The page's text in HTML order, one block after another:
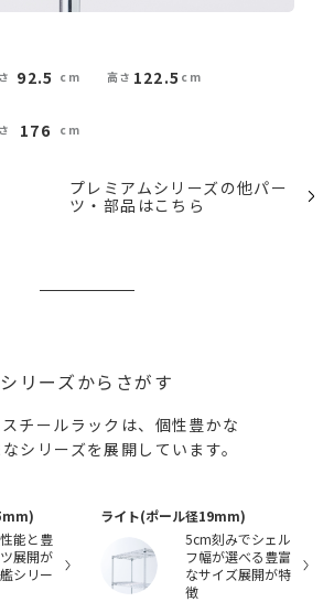
92.5 122.5
176
プレミアムシリーズの他パー
ツ・部品はこちら
シリーズからさがす
チールラックは、個性豊かな
シリーズを展開しています。
能と豊
展開が
シリー
ライト(ポール径19mm)
5cm刻みでシェル
フ幅が選べる豊富
なサイズ展開が特
徴